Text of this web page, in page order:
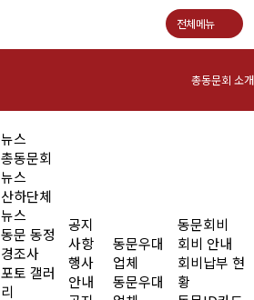
전체메뉴
총동문회 소개
뉴스
총동문회
뉴스
산하단체
뉴스
동문 동정
경조사
포토 갤러
리
공지
사항
행사
안내
동문우대
업체
동문우대
동문회비
회비 안내
회비납부 현
황